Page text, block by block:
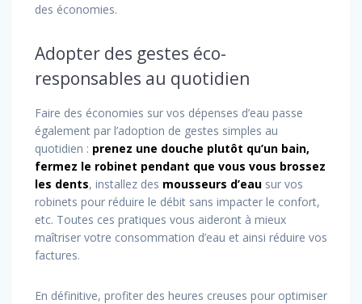
des économies.
Adopter des gestes éco-
responsables au quotidien
Faire des économies sur vos dépenses d’eau passe
également par l’adoption de gestes simples au
quotidien : prenez une douche plutôt qu’un bain,
fermez le robinet pendant que vous vous brossez
les dents, installez des mousseurs d’eau sur vos
robinets pour réduire le débit sans impacter le confort,
etc. Toutes ces pratiques vous aideront à mieux
maîtriser votre consommation d’eau et ainsi réduire vos
factures.
En définitive, profiter des heures creuses pour optimiser